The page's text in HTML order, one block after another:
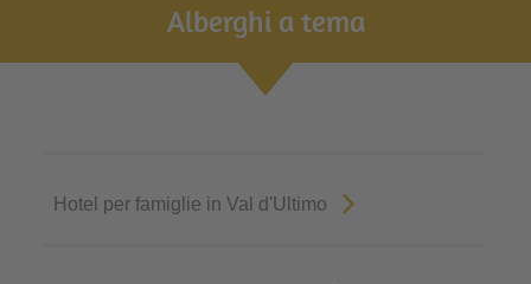
Alberghi a tema
Hotel per famiglie in Val d'Ultimo